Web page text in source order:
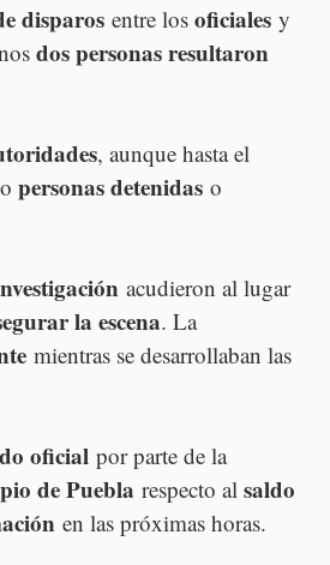
disparos entre los oficiales y
dos personas resultaron
, aunque hasta el
personas detenidas o
acudieron al lugar
la escena. La
mientras se desarrollaban las
oficial por parte de la
de Puebla respecto al saldo
en las próximas horas.